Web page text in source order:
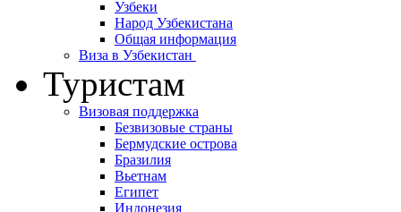
Узбеки
Народ Узбекистана
Общая информация
Виза в Узбекистан
Туристам
Визовая поддержка
Безвизовые страны
Бермудские острова
Бразилия
Вьетнам
Египет
Индонезия